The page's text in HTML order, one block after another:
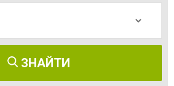
ЗНАЙТИ